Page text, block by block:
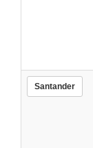
Santander